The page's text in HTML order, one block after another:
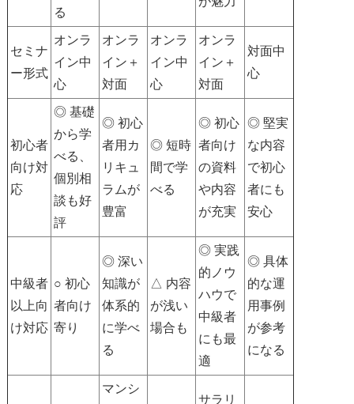
る
セミナ
ー形式
オンラ
イン中
心
オンラ
イン＋
対面
オンラ
イン中
心
オンラ
イン＋
対面
対面中
心
初心者
向け対
応
◎ 基礎
から学
べる、
個別相
談も好
評
◎ 初心
者用カ
リキュ
ラムが
豊富
◎ 短時
間で学
べる
◎ 初心
者向け
の資料
や内容
が充実
◎ 堅実
な内容
で初心
者にも
安心
中級者
以上向
け対応
○ 初心
者向け
寄り
◎ 深い
知識が
体系的
に学べ
る
△ 内容
が浅い
場合も
◎ 実践
的ノウ
ハウで
中級者
にも最
適
◎ 具体
的な運
用事例
が参考
になる
マンシ
サラリ